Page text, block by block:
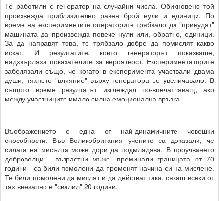
Те работили с генератор на случайни числа. Обикновено той
произвежда приблизително равен брой нули и единици. По
време на експериментите операторите трябвало да "принудят"
машината да произвежда повече нули или, обратно, единици.
За да направят това, те трябвало добре да помислят какво
искат. И резултатите, които генераторът показваше,
надхвърляха показателите за вероятност. Експериментаторите
забелязали също, че когато в експеримента участвали двама
души, тяхното "влияние" върху генератора се увеличавало. В
същото време резултатът изглеждал по-впечатляващ, ако
между участниците имало силна емоционална връзка.
Въображението е една от най-динамичните човешки
способности. Във Великобритания учените са доказали, че
силата на мисълта може дори да подмладява. В проучването
доброволци - възрастни мъже, преминали границата от 70
години - са били помолени да променят начина си на мислене.
Те били помолени да мислят и да действат така, сякаш всеки от
тях внезапно е "свалил" 20 години.